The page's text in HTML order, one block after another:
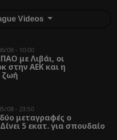
Videos
08 - 10:00
με Λιβάι, οι
στην ΑΕΚ και η
ζωή
08 - 23:50
μεταγραφές ο